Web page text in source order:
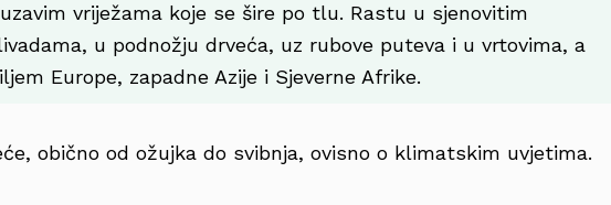
vriježama koje se šire po tlu. Rastu u sjenovitim
u podnožju drveća, uz rubove puteva i u vrtovima, a
Europe, zapadne Azije i Sjeverne Afrike.
obično od ožujka do svibnja, ovisno o klimatskim uvjetima.